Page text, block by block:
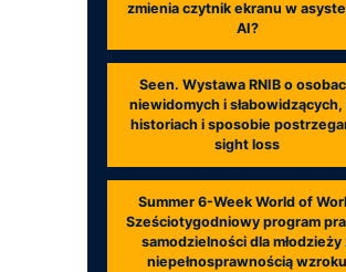
zmienia czytnik ekranu w
AI?
Seen. Wystawa RNIB o
niewidomych i słabowidzących,
historiach i sposobie
sight loss
Summer 6-Week World of
Sześciotygodniowy program
samodzielności dla młodzieży
niepełnosprawnością wzroku